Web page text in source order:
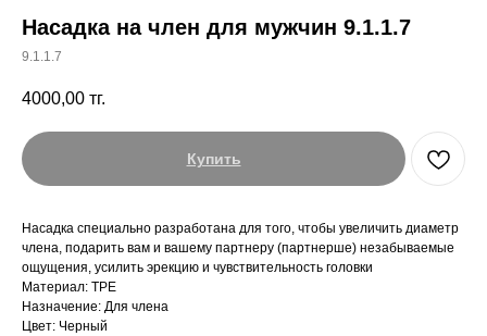
Насадка на член для мужчин 9.1.1.7
9.1.1.7
4000,00 тг.
Купить
Насадка специально разработана для того, чтобы увеличить диаметр
члена, подарить вам и вашему партнеру (партнерше) незабываемые
ощущения, усилить эрекцию и чувствительность головки
Материал: TPE
Назначение: Для члена
Цвет: Черный